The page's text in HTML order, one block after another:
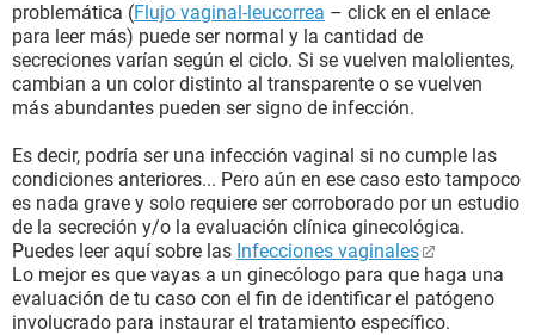
problemática (Flujo vaginal-leucorrea – click en el enlace
para leer más) puede ser normal y la cantidad de
secreciones varían según el ciclo. Si se vuelven malolientes,
cambian a un color distinto al transparente o se vuelven
más abundantes pueden ser signo de infección.
Es decir, podría ser una infección vaginal si no cumple las
condiciones anteriores... Pero aún en ese caso esto tampoco
es nada grave y solo requiere ser corroborado por un estudio
de la secreción y/o la evaluación clínica ginecológica.
Puedes leer aquí sobre las Infecciones vaginales
Lo mejor es que vayas a un ginecólogo para que haga una
evaluación de tu caso con el fin de identificar el patógeno
involucrado para instaurar el tratamiento específico.